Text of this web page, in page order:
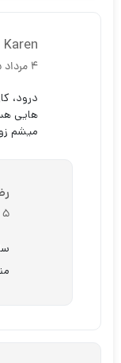
Karen
4 مرداد 1405
میشم
5 مرداد 1405